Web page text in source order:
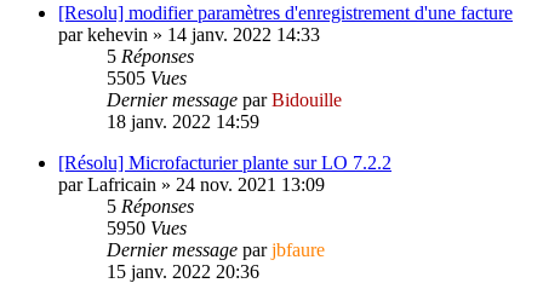
[Resolu] modifier paramètres d'enregistrement d'une facture
parkehevin » 14 janv. 2022 14:33
5 Réponses
5505 Vues
Dernier message parBidouille
18 janv. 2022 14:59
[Résolu] Microfacturier plante sur LO 7.2.2
parLafricain » 24 nov. 2021 13:09
5 Réponses
5950 Vues
Dernier message parjbfaure
15 janv. 2022 20:36